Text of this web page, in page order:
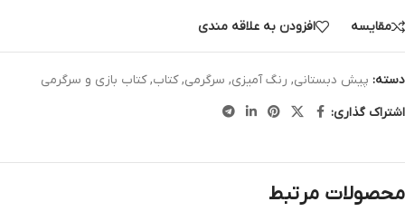
مقایسه افزودن به علاقه مندی
دسته: پیش دبستانی, رنگ آمیزی, سرگرمی, کتاب, کتاب بازی و سرگرمی
اشتراک گذاری:
محصولات مرتبط